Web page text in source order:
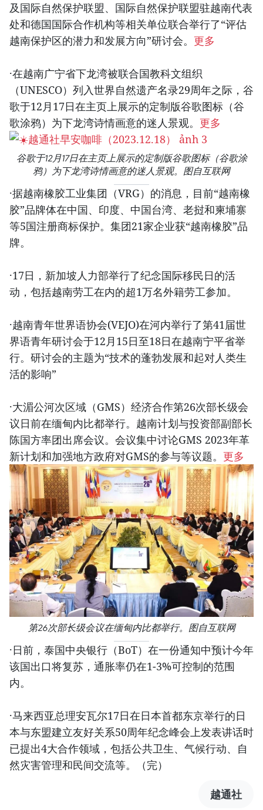
及国际自然保护联盟、国际自然保护联盟驻越南代表
处和德国国际合作机构等相关单位联合举行了“评估
越南保护区的潜力和发展方向”研讨会。 更多
·在越南广宁省下龙湾被联合国教科文组织
（UNESCO）列入世界自然遗产名录29周年之际，谷
歌于12月17日在主页上展示的定制版谷歌图标（谷
歌涂鸦）为下龙湾诗情画意的迷人景观。 更多
谷歌于12月17日在主页上展示的定制版谷歌图标（谷歌涂
鸦）为下龙湾诗情画意的迷人景观。图自互联网
·据越南橡胶工业集团（VRG）的消息，目前“越南橡
胶”品牌体在中国、印度、中国台湾、老挝和柬埔寨
等5国注册商标保护。集团21家企业获“越南橡胶”品
牌。
·17日，新加坡人力部举行了纪念国际移民日的活
动，包括越南劳工在内的超1万名外籍劳工参加。
·越南青年世界语协会(VEJO)在河内举行了第41届世
界语青年研讨会于12月15日至18日在越南宁平省举
行。研讨会的主题为“技术的蓬勃发展和起对人类生
活的影响”
·大湄公河次区域（GMS）经济合作第26次部长级会
议日前在缅甸内比都举行。越南计划与投资部副部长
陈国方率团出席会议。会议集中讨论GMS 2023年革
新计划和加强地方政府对GMS的参与等议题。 更多
第26次部长级会议在缅甸内比都举行。图自互联网
·日前，泰国中央银行（BoT）在一份通知中预计今年
该国出口将复苏，通胀率仍在1-3%可控制的范围
内。
·马来西亚总理安瓦尔17日在日本首都东京举行的日
本与东盟建立友好关系50周年纪念峰会上发表讲话时
已提出4大合作领域，包括公共卫生、气候行动、自
然灾害管理和民间交流等。（完）
越通社